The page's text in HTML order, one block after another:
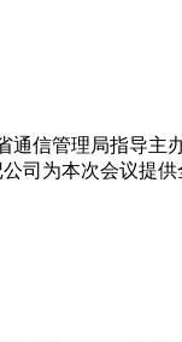
通信管理局指导
司为本次会议提